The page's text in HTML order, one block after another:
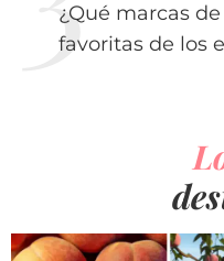
¿Qué marcas
favoritas de los